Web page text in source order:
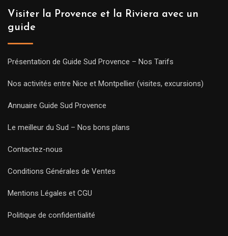
Visiter la Provence et la Riviera avec un
guide
Présentation de Guide Sud Provence – Nos Tarifs
Nos activités entre Nice et Montpellier (visites, excursions)
Annuaire Guide Sud Provence
Le meilleur du Sud – Nos bons plans
Contactez-nous
Conditions Générales de Ventes
Mentions Légales et CGU
Politique de confidentialité